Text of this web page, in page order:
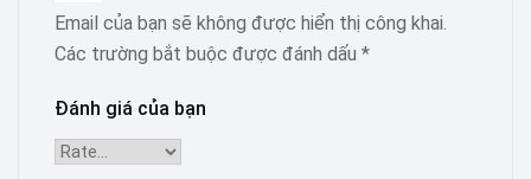
Email của bạn sẽ không được hiển thị công khai.
Các trường bắt buộc được đánh dấu *
Đánh giá của bạn